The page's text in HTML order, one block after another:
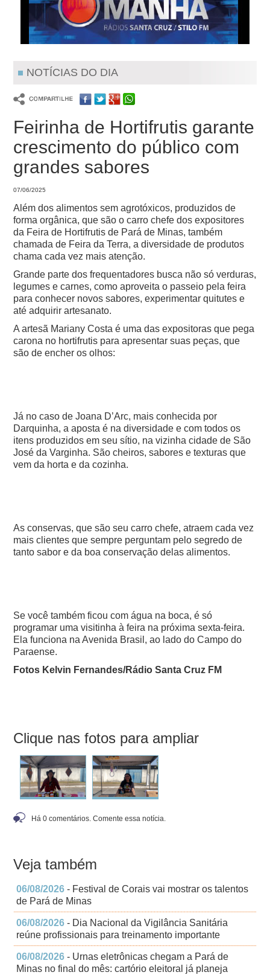
NOTÍCIAS DO DIA
Feirinha de Hortifrutis garante
crescimento do público com
grandes sabores
07/06/2025
Além dos alimentos sem agrotóxicos, produzidos de
forma orgânica, que são o carro chefe dos expositores
da Feira de Hortifrutis de Pará de Minas, também
chamada de Feira da Terra, a diversidade de produtos
chama cada vez mais atenção.
Grande parte dos frequentadores busca não só verduras,
legumes e carnes, como aproveita o passeio pela feira
para conhecer novos sabores, experimentar quitutes e
até adquirir artesanato.
A artesã Mariany Costa é uma das expositoras que pega
carona no hortifrutis para apresentar suas peças, que
são de encher os olhos:
Já no caso de Joana D’Arc, mais conhecida por
Darquinha, a aposta é na diversidade e com todos os
itens produzidos em seu sítio, na vizinha cidade de São
José da Varginha. São cheiros, sabores e texturas que
vem da horta e da cozinha.
As conservas, que são seu carro chefe, atraem cada vez
mais clientes que sempre perguntam pelo segredo de
tanto sabor e da boa conservação delas alimentos.
Se você também ficou com água na boca, é só
programar uma visitinha à feira na próxima sexta-feira.
Ela funciona na Avenida Brasil, ao lado do Campo do
Paraense.
Fotos Kelvin Fernandes/Rádio Santa Cruz FM
Clique nas fotos para ampliar
Há 0 comentários. Comente essa notícia.
Veja também
06/08/2026 - Festival de Corais vai mostrar os talentos
de Pará de Minas
06/08/2026 - Dia Nacional da Vigilância Sanitária
reúne profissionais para treinamento importante
06/08/2026 - Urnas eletrônicas chegam a Pará de
Minas no final do mês: cartório eleitoral já planeja